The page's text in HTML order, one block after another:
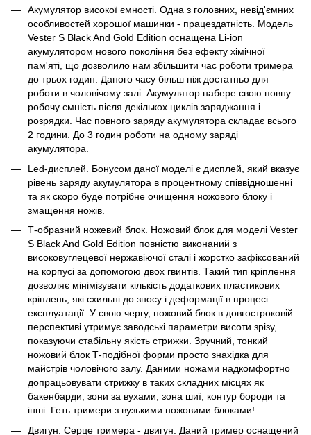
Акумулятор високої ємності. Одна з головних, невід'ємних
особливостей хорошої машинки - працездатність. Модель
Vester S Black And Gold Edition оснащена Li-ion
акумулятором нового покоління без ефекту хімічної
пам'яті, що дозволило нам збільшити час роботи тримера
до трьох годин. Даного часу більш ніж достатньо для
роботи в чоловічому залі. Акумулятор набере свою повну
робочу ємність після декількох циклів заряджання і
розрядки. Час повного заряду акумулятора складає всього
2 години. До 3 годин роботи на одному заряді
акумулятора.
Led-дисплей. Бонусом даної моделі є дисплей, який вказує
рівень заряду акумулятора в процентному співвідношенні
та як скоро буде потрібне очищення ножового блоку і
змащення ножів.
Т-образний ножевий блок. Ножовий блок для моделі Vester
S Black And Gold Edition повністю виконаний з
високовуглецевої нержавіючої сталі і жорстко зафіксований
на корпусі за допомогою двох гвинтів. Такий тип кріплення
дозволяє мінімізувати кількість додаткових пластикових
кріплень, які схильні до зносу і деформації в процесі
експлуатації. У свою чергу, ножовий блок в довгостроковій
перспективі утримує заводські параметри висоти зрізу,
показуючи стабільну якість стрижки. Зручний, тонкий
ножовий блок Т-подібної форми просто знахідка для
майстрів чоловічого залу. Даними ножами надкомфортно
допрацьовувати стрижку в таких складних місцях як
бакенбарди, зони за вухами, зона шиї, контур бороди та
інші. Геть тримери з вузькими ножовими блоками!
Двигун. Серце тримера - двигун. Даний тример оснащений